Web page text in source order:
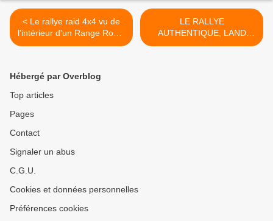
< Le rallye raid 4x4 vu de
l'intérieur d'un Range Rover
VM6
LE RALLYE
AUTHENTIQUE, LAND
MAG du mois d'avril >
Hébergé par Overblog
Top articles
Pages
Contact
Signaler un abus
C.G.U.
Cookies et données personnelles
Préférences cookies